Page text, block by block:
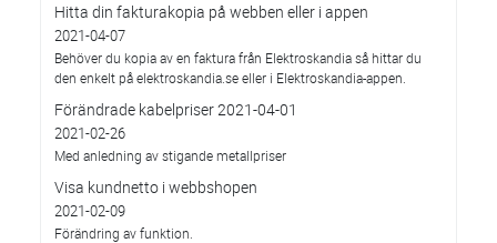
Hitta din fakturakopia på webben eller i appen
2021-04-07
Behöver du kopia av en faktura från Elektroskandia så hittar du
den enkelt på elektroskandia.se eller i Elektro­skandia-appen.
Förändrade kabelpriser 2021-04-01
2021-02-26
Med anledning av stigande metallpriser
Visa kundnetto i webbshopen
2021-02-09
Förändring av funktion.